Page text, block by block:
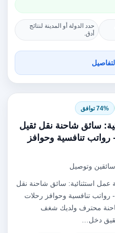
حدد الدولة أو المدينة لنتائج
أدق.
74% توافق
سائق شاحنة نقل ثقيل
تنافسية وحوافز
سائقين وتوصيل
عمل استثنائية: سائق شاحنة نقل
تنافسية وحوافز رحلات
محترف ولديك شغف
دخل…